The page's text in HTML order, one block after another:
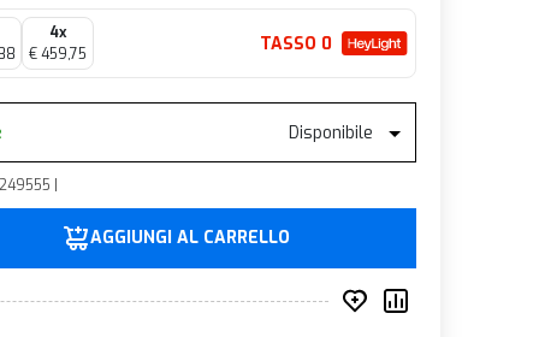
4x
€ 459,75
TASSO 0
Disponibile
|
AGGIUNGI AL CARRELLO
Inserisci nei